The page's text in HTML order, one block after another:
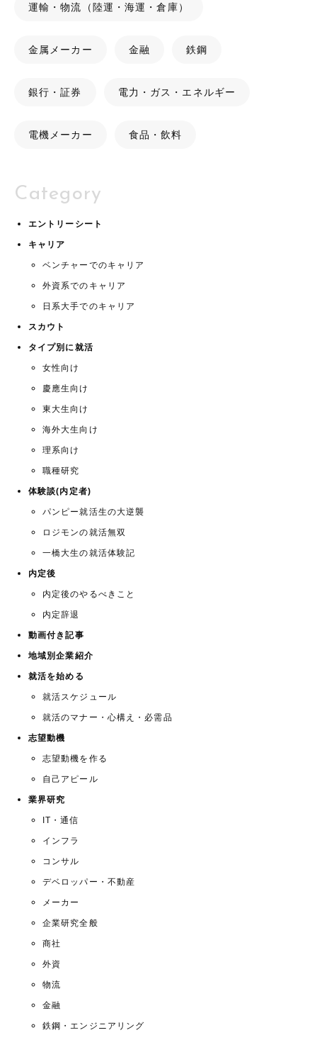
運輸・物流（陸運・海運・倉庫）
金属メーカー 金融 鉄鋼
銀行・証券 電力・ガス・エネルギー
電機メーカー 食品・飲料
Category
エントリーシート
キャリア
ベンチャーでのキャリア
外資系でのキャリア
日系大手でのキャリア
スカウト
タイプ別に就活
女性向け
慶應生向け
東大生向け
海外大生向け
理系向け
職種研究
体験談(内定者)
パンピー就活生の大逆襲
ロジモンの就活無双
一橋大生の就活体験記
内定後
内定後のやるべきこと
内定辞退
動画付き記事
地域別企業紹介
就活を始める
就活スケジュール
就活のマナー・心構え・必需品
志望動機
志望動機を作る
自己アピール
業界研究
IT・通信
インフラ
コンサル
デベロッパー・不動産
メーカー
企業研究全般
商社
外資
物流
金融
鉄鋼・エンジニアリング